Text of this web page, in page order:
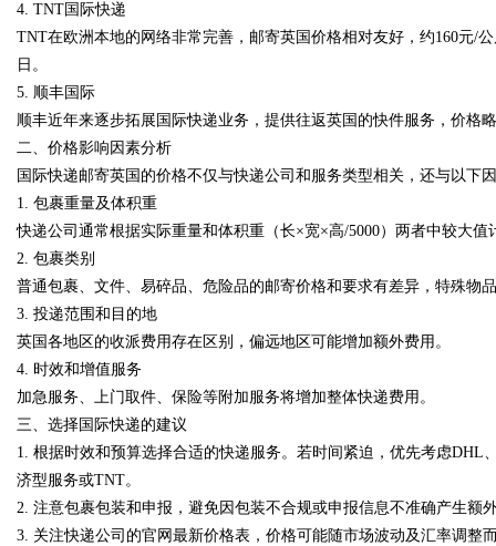
Bo
ar
4. TNT国际快递
TNT在欧洲本地的网络非常完善，邮寄英国价格相对友好，约160元/
日。
5. 顺丰国际
顺丰近年来逐步拓展国际快递业务，提供往返英国的快件服务，价格
二、价格影响因素分析
国际快递邮寄英国的价格不仅与快递公司和服务类型相关，还与以下
1. 包裹重量及体积重
快递公司通常根据实际重量和体积重（长×宽×高/5000）两者中较大
2. 包裹类别
普通包裹、文件、易碎品、危险品的邮寄价格和要求有差异，特殊物
3. 投递范围和目的地
英国各地区的收派费用存在区别，偏远地区可能增加额外费用。
4. 时效和增值服务
加急服务、上门取件、保险等附加服务将增加整体快递费用。
三、选择国际快递的建议
1. 根据时效和预算选择合适的快递服务。若时间紧迫，优先考虑DHL
济型服务或TNT。
2. 注意包裹包装和申报，避免因包装不合规或申报信息不准确产生额
3. 关注快递公司的官网最新价格表，价格可能随市场波动及汇率调整